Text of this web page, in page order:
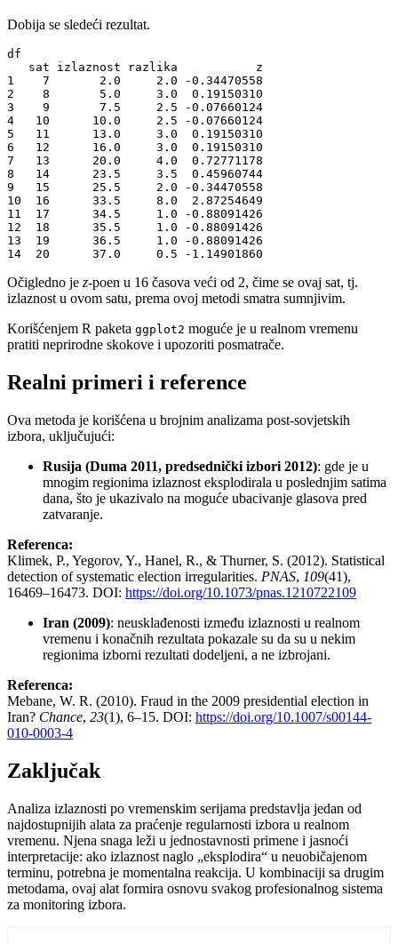
Dobija se sledeći rezultat.
df
1    7       2.0     2.0 -0.34470558
2    8       5.0     3.0  0.19150310
3    9       7.5     2.5 -0.07660124
4   10      10.0     2.5 -0.07660124
5   11      13.0     3.0  0.19150310
6   12      16.0     3.0  0.19150310
7   13      20.0     4.0  0.72771178
8   14      23.5     3.5  0.45960744
9   15      25.5     2.0 -0.34470558
10  16      33.5     8.0  2.87254649
11  17      34.5     1.0 -0.88091426
12  18      35.5     1.0 -0.88091426
13  19      36.5     1.0 -0.88091426
14  20      37.0     0.5 -1.14901860
Očigledno je z-poen u 16 časova veći od 2, čime se ovaj sat, tj.
izlaznost u ovom satu, prema ovoj metodi smatra sumnjivim.
Korišćenjem R paketa ggplot2 moguće je u realnom vremenu
pratiti neprirodne skokove i upozoriti posmatrače.
Realni primeri i reference
Ova metoda je korišćena u brojnim analizama post-sovjetskih
izbora, uključujući:
Rusija (Duma 2011, predsednički izbori 2012): gde je u
mnogim regionima izlaznost eksplodirala u poslednjim satima
dana, što je ukazivalo na moguće ubacivanje glasova pred
zatvaranje.
Referenca:
Klimek, P., Yegorov, Y., Hanel, R., & Thurner, S. (2012). Statistical
detection of systematic election irregularities. PNAS, 109(41),
16469–16473. DOI: https://doi.org/10.1073/pnas.1210722109
Iran (2009): neusklađenosti između izlaznosti u realnom
vremenu i konačnih rezultata pokazale su da su u nekim
regionima izborni rezultati dodeljeni, a ne izbrojani.
Referenca:
Mebane, W. R. (2010). Fraud in the 2009 presidential election in
Iran? Chance, 23(1), 6–15. DOI: https://doi.org/10.1007/s00144-
010-0003-4
Zaključak
Analiza izlaznosti po vremenskim serijama predstavlja jedan od
najdostupnijih alata za praćenje regularnosti izbora u realnom
vremenu. Njena snaga leži u jednostavnosti primene i jasnoći
interpretacije: ako izlaznost naglo „eksplodira“ u neuobičajenom
terminu, potrebna je momentalna reakcija. U kombinaciji sa drugim
metodama, ovaj alat formira osnovu svakog profesionalnog sistema
za monitoring izbora.